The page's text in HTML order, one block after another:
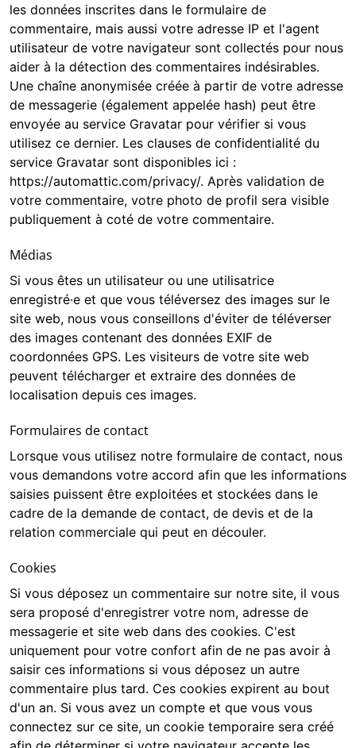
les données inscrites dans le formulaire de
commentaire, mais aussi votre adresse IP et l'agent
utilisateur de votre navigateur sont collectés pour nous
aider à la détection des commentaires indésirables.
Une chaîne anonymisée créée à partir de votre adresse
de messagerie (également appelée hash) peut être
envoyée au service Gravatar pour vérifier si vous
utilisez ce dernier. Les clauses de confidentialité du
service Gravatar sont disponibles ici :
https://automattic.com/privacy/. Après validation de
votre commentaire, votre photo de profil sera visible
publiquement à coté de votre commentaire.
Médias
Si vous êtes un utilisateur ou une utilisatrice
enregistré·e et que vous téléversez des images sur le
site web, nous vous conseillons d'éviter de téléverser
des images contenant des données EXIF de
coordonnées GPS. Les visiteurs de votre site web
peuvent télécharger et extraire des données de
localisation depuis ces images.
Formulaires de contact
Lorsque vous utilisez notre formulaire de contact, nous
vous demandons votre accord afin que les informations
saisies puissent être exploitées et stockées dans le
cadre de la demande de contact, de devis et de la
relation commerciale qui peut en découler.
Cookies
Si vous déposez un commentaire sur notre site, il vous
sera proposé d'enregistrer votre nom, adresse de
messagerie et site web dans des cookies. C'est
uniquement pour votre confort afin de ne pas avoir à
saisir ces informations si vous déposez un autre
commentaire plus tard. Ces cookies expirent au bout
d'un an. Si vous avez un compte et que vous vous
connectez sur ce site, un cookie temporaire sera créé